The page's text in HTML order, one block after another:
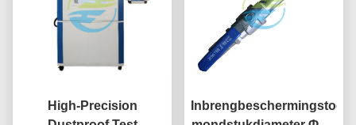
High-Precision